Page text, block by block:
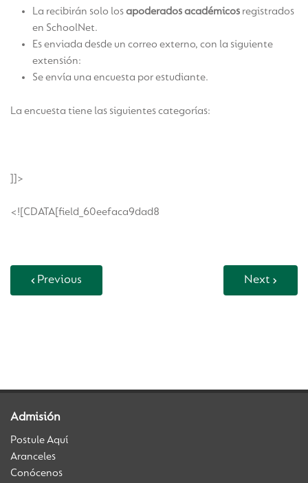
La recibirán solo losapoderados académicos registrados
en SchoolNet.
Es enviada desde un correo externo, con la siguiente
extensión:
Se envía una encuesta por estudiante.
La encuesta tiene las siguientes categorías:
]]>
<![CDATA[field_60eefaca9dad8
Previous Next
Admisión
Postule Aquí
Aranceles
Conócenos